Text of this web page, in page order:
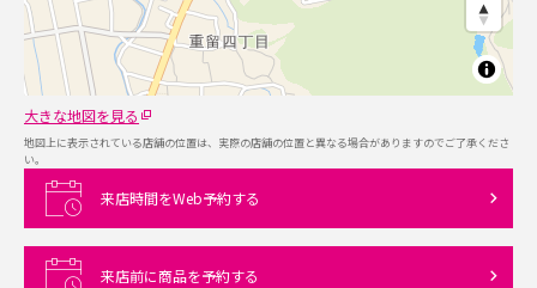
大きな地図を見る
地図上に表示されている店舗の位置は、実際の店舗の位置と異なる場合がありますのでご了承くださ
い。
来店時間をWeb予約する
来店前に商品を予約する